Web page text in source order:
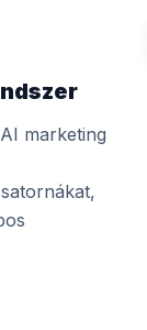
marketing